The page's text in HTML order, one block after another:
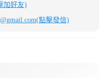
加好友)
點擊發信)